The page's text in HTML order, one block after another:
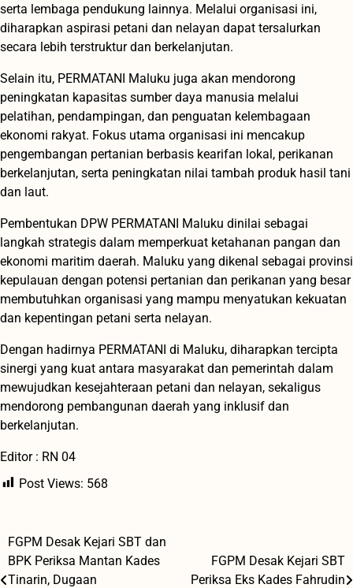
serta lembaga pendukung lainnya. Melalui organisasi ini,
diharapkan aspirasi petani dan nelayan dapat tersalurkan
secara lebih terstruktur dan berkelanjutan.
Selain itu, PERMATANI Maluku juga akan mendorong
peningkatan kapasitas sumber daya manusia melalui
pelatihan, pendampingan, dan penguatan kelembagaan
ekonomi rakyat. Fokus utama organisasi ini mencakup
pengembangan pertanian berbasis kearifan lokal, perikanan
berkelanjutan, serta peningkatan nilai tambah produk hasil tani
dan laut.
Pembentukan DPW PERMATANI Maluku dinilai sebagai
langkah strategis dalam memperkuat ketahanan pangan dan
ekonomi maritim daerah. Maluku yang dikenal sebagai provinsi
kepulauan dengan potensi pertanian dan perikanan yang besar
membutuhkan organisasi yang mampu menyatukan kekuatan
dan kepentingan petani serta nelayan.
Dengan hadirnya PERMATANI di Maluku, diharapkan tercipta
sinergi yang kuat antara masyarakat dan pemerintah dalam
mewujudkan kesejahteraan petani dan nelayan, sekaligus
mendorong pembangunan daerah yang inklusif dan
berkelanjutan.
Editor : RN 04
Post Views: 568
Navigasi
pos
FGPM Desak Kejari SBT dan
BPK Periksa Mantan Kades
Tinarin, Dugaan
FGPM Desak Kejari SBT
Periksa Eks Kades Fahrudin